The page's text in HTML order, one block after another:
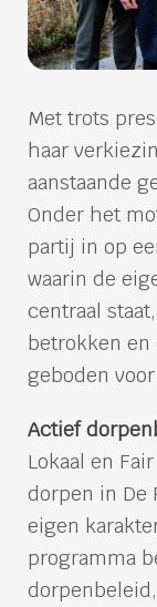
Met trots
haar
aanstaande
Onder het
partij in op
waarin de
centraal
betrokken en
geboden
Actief
Lokaal en
dorpen in De
eigen
programma